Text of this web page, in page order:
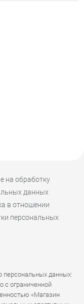
на обработку
данных
в отношении
персональных
персональных данных:
с ограниченной
«Магазин